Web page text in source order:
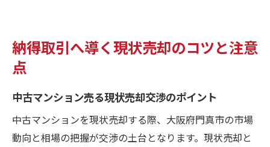
納得取引へ導く現状売却のコツと注意
点
中古マンション売る現状売却交渉のポイント
中古マンションを現状売却する際、大阪府門真市の市場
動向と相場の把握が交渉の土台となります。現状売却と